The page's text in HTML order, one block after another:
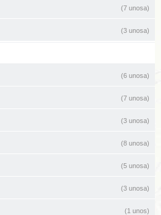
(7 unosa)
(3 unosa)
(6 unosa)
(7 unosa)
(3 unosa)
(8 unosa)
(5 unosa)
(3 unosa)
(1 unos)